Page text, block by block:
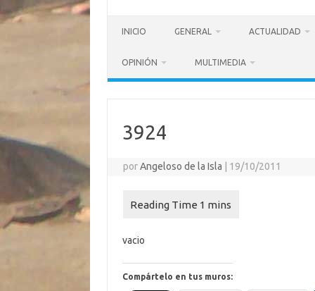
INICIO GENERAL ACTUALIDAD
OPINIÓN MULTIMEDIA
3924
porAngeloso de la Isla 19/10/2011
vacio
Compártelo en tus muros: